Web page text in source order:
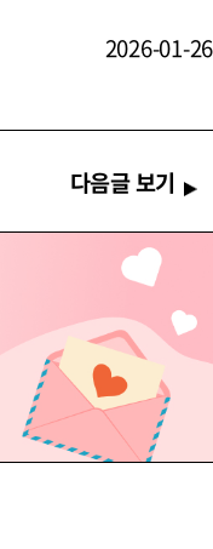
2026-01-26
다음글 보기